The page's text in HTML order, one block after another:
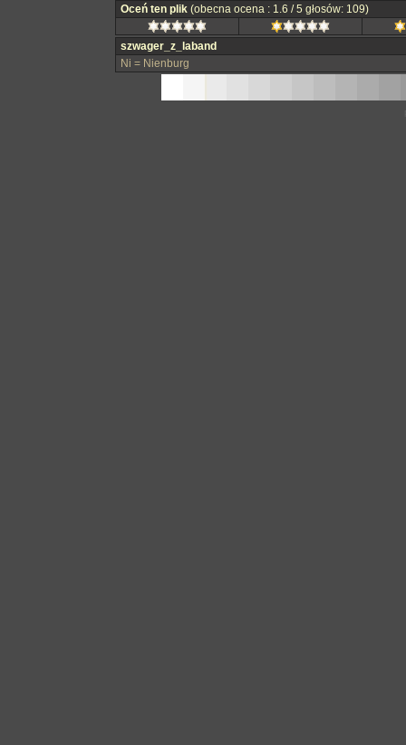
Oceń ten plik (obecna ocena : 1.6 / 5 głosów: 109)
szwager_z_laband
Ni = Nienburg